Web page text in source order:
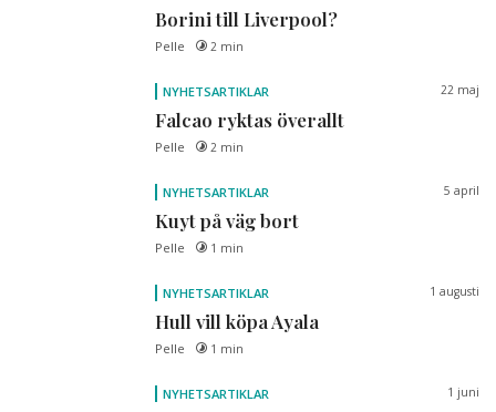
Borini till Liverpool?
Pelle 2 min
NYHETSARTIKLAR 22 maj
Falcao ryktas överallt
Pelle 2 min
NYHETSARTIKLAR 5 april
Kuyt på väg bort
Pelle 1 min
NYHETSARTIKLAR 1 augusti
Hull vill köpa Ayala
Pelle 1 min
NYHETSARTIKLAR 1 juni